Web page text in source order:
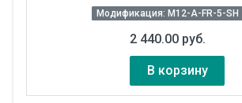
Модификация: M12-A-FR-5-SH
2 440.00 руб.
В корзину